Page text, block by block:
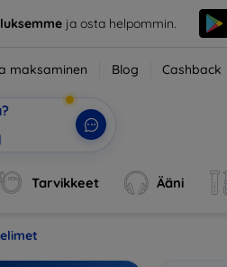
ja osta helpommin.
maksaminen Blog Cashback
Tarvikkeet Ääni